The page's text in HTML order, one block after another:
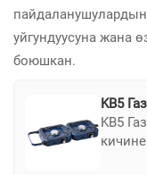
уйгундуусуна жана
боюшкан.
KB5
KB5